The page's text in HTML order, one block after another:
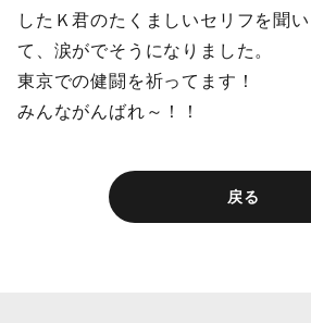
したＫ君のたくましいセリフを聞い
て、涙がでそうになりました。
東京での健闘を祈ってます！
みんながんばれ～！！
戻る